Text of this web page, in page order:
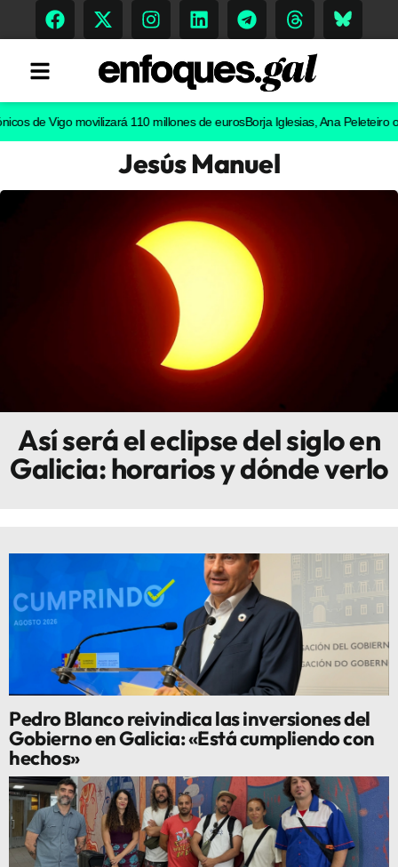
Innova
Vigo movilizará 110 millones de eurosBorja Iglesias, Ana Peleteiro o Abel
Jesús Manuel
Así será el eclipse del siglo en
Galicia: horarios y dónde verlo
Pedro Blanco reivindica las inversiones del
Gobierno en Galicia: «Está cumpliendo con
hechos»